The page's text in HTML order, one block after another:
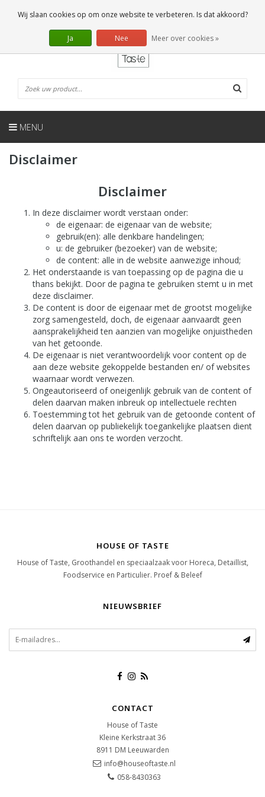
0 Artikelen
NL
MENU
Disclaimer
Disclaimer
In deze disclaimer wordt verstaan onder:
de eigenaar: de eigenaar van de website;
gebruik(en): alle denkbare handelingen;
u: de gebruiker (bezoeker) van de website;
de content: alle in de website aanwezige inhoud;
Het onderstaande is van toepassing op de pagina die u
thans bekijkt. Door de pagina te gebruiken stemt u in met
deze disclaimer.
De content is door de eigenaar met de grootst mogelijke
zorg samengesteld, doch, de eigenaar aanvaardt geen
aansprakelijkheid ten aanzien van mogelijke onjuistheden
van het getoonde.
De eigenaar is niet verantwoordelijk voor content op de
aan deze website gekoppelde bestanden en/ of websites
waarnaar wordt verwezen.
Ongeautoriseerd of oneigenlijk gebruik van de content of
delen daarvan maken inbreuk op intellectuele rechten
Toestemming tot het gebruik van de getoonde content of
delen daarvan op publiekelijk toegankelijke plaatsen dient
schriftelijk aan ons te worden verzocht.
HOUSE OF TASTE
House of Taste, Groothandel en speciaalzaak voor Horeca, Detaillist,
Foodservice en Particulier. Proef & Beleef
NIEUWSBRIEF
CONTACT
House of Taste
Kleine Kerkstraat 36
8911 DM Leeuwarden
info@houseoftaste.nl
058-8430363
Wij slaan cookies op om onze website te verbeteren. Is dat akkoord?
Ja Nee Meer over cookies »